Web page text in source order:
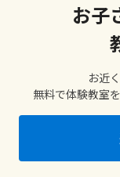
お子
お近
無料で体験教室